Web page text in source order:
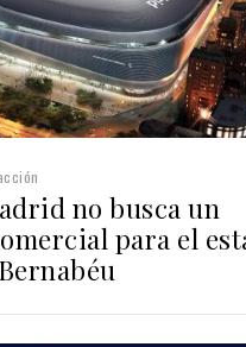
no busca un
para el